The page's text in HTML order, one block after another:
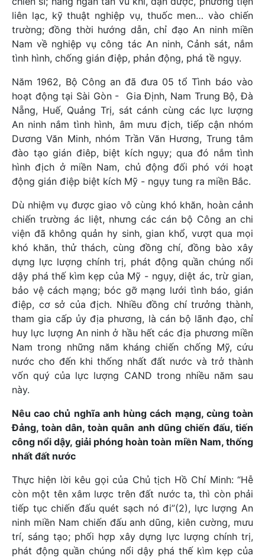
liên lạc, kỹ thuật nghiệp vụ, thuốc men… vào chiến
trường; đồng thời hướng dẫn, chỉ đạo An ninh miền
Nam về nghiệp vụ công tác An ninh, Cảnh sát, nắm
tình hình, chống gián điệp, phản động, phá tề ngụy.
Năm 1962, Bộ Công an đã đưa 05 tổ Tình báo vào
hoạt động tại Sài Gòn - Gia Định, Nam Trung Bộ, Đà
Nẵng, Huế, Quảng Trị, sát cánh cùng các lực lượng
An ninh nắm tình hình, âm mưu địch, tiếp cận nhóm
Dương Văn Minh, nhóm Trần Văn Hương, Trung tâm
đào tạo gián điêp, biệt kích ngụy; qua đó nắm tình
hình địch ở miền Nam, chủ động đối phó với hoạt
động gián điệp biệt kích Mỹ - ngụy tung ra miền Bắc.
Dù nhiệm vụ được giao vô cùng khó khăn, hoàn cảnh
chiến trường ác liệt, nhưng các cán bộ Công an chi
viện đã không quản hy sinh, gian khổ, vượt qua mọi
khó khăn, thử thách, cùng đồng chí, đồng bào xây
dựng lực lượng chính trị, phát động quần chúng nổi
dậy phá thế kìm kẹp của Mỹ - ngụy, diệt ác, trừ gian,
bảo vệ cách mạng; bóc gỡ mạng lưới tình báo, gián
điệp, cơ sở của địch. Nhiều đồng chí trưởng thành,
tham gia cấp ủy địa phương, là cán bộ lãnh đạo, chỉ
huy lực lượng An ninh ở hầu hết các địa phương miền
Nam trong những năm kháng chiến chống Mỹ, cứu
nước cho đến khi thống nhất đất nước và trở thành
vốn quý của lực lượng CAND trong nhiều năm sau
này.
Nêu cao chủ nghĩa anh hùng cách mạng, cùng toàn
Đảng, toàn dân, toàn quân anh dũng chiến đấu, tiến
công nổi dậy, giải phóng hoàn toàn miền Nam, thống
nhất đất nước
Thực hiện lời kêu gọi của Chủ tịch Hồ Chí Minh: “Hễ
còn một tên xâm lược trên đất nước ta, thì còn phải
tiếp tục chiến đấu quét sạch nó đi”(2), lực lượng An
ninh miền Nam chiến đấu anh dũng, kiên cường, mưu
trí, sáng tạo; phối hợp xây dựng lực lượng chính trị,
phát động quần chúng nổi dậy phá thế kìm kẹp của